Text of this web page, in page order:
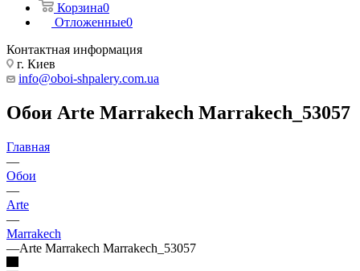
Корзина0
Отложенные0
Контактная информация
г. Киев
info@oboi-shpalery.com.ua
Обои Arte Marrakech Marrakech_53057
Главная
—
Обои
—
Arte
—
Marrakech
—Arte Marrakech Marrakech_53057